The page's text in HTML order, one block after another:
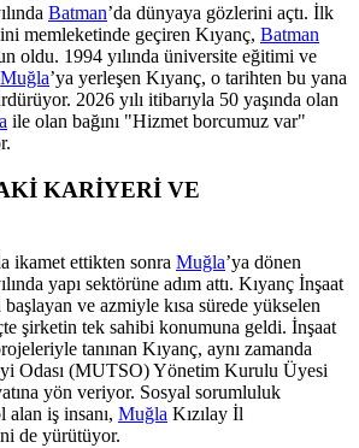
Batman’da dünyaya gözlerini açtı. İlk
memleketinde geçiren Kıyanç, Batman
oldu. 1994 yılında üniversite eğitimi ve
Muğla’ya yerleşen Kıyanç, o tarihten bu yana
2026 yılı itibarıyla 50 yaşında olan
ile olan bağını "Hizmet borcumuz var"
KARİYERİ VE
ikamet ettikten sonra Muğla’ya dönen
yapı sektörüne adım attı. Kıyanç İnşaat
ve azmiyle kısa sürede yükselen
şirketin tek sahibi konumuna geldi. İnşaat
tanınan Kıyanç, aynı zamanda
Odası (MUTSO) Yönetim Kurulu Üyesi
yön veriyor. Sosyal sorumluluk
iş insanı, Muğla Kızılay İl
de yürütüyor.